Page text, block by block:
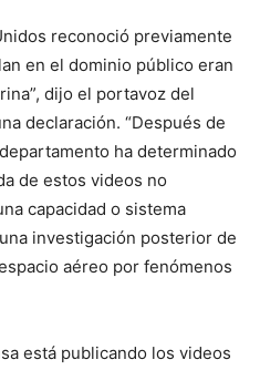
reconoció previamente
en el dominio público eran
dijo el portavoz del
declaración. “Después de
ha determinado
de estos videos no
capacidad o sistema
investigación posterior de
aéreo por fenómenos
está publicando los videos